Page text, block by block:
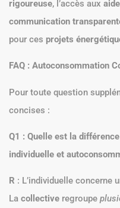
rigoureuse, l’accès aux
communication
pour ces projets
FAQ : Autoconsommation
Pour toute question
concises :
Q1 : Quelle est la
individuelle et
R : L’individuelle concerne
La collective regroupe